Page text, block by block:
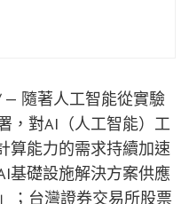
隨著人工智能從實驗
，對AI（人工智能）工
算能力的需求持續加速
基礎設施解決方案供應
；台灣證券交易所股票